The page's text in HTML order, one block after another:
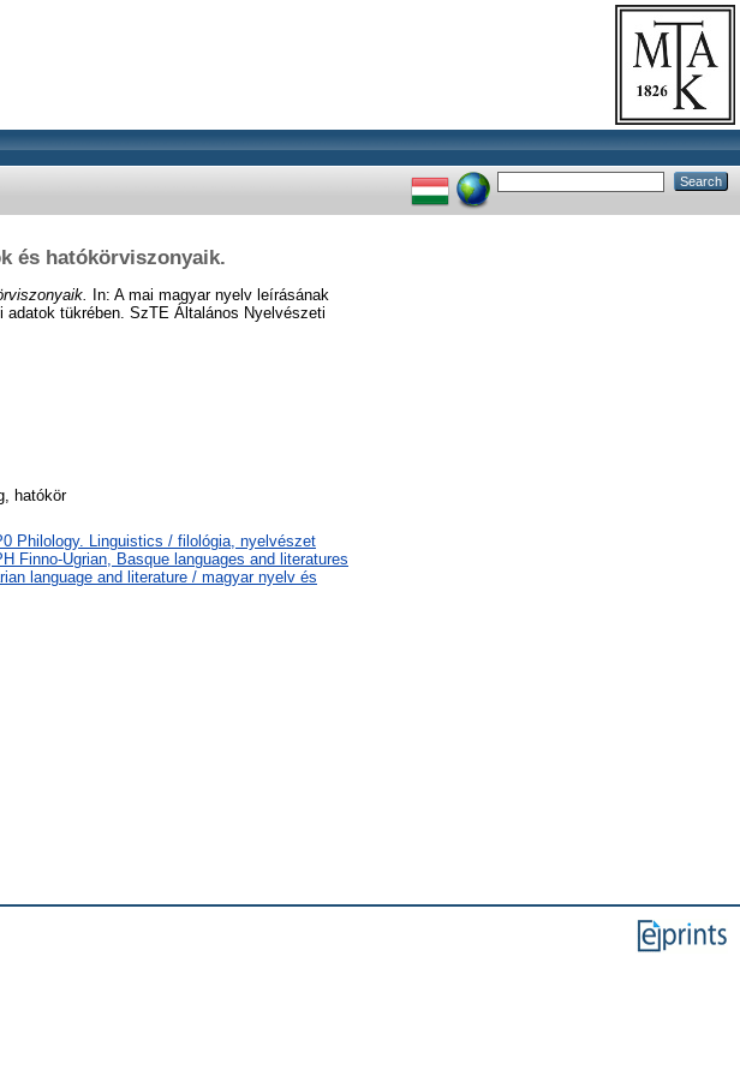
és hatókörviszonyaik.
In: A mai magyar nyelv leírásának
tükrében. SzTE Általános Nyelvészeti
hatókör
Philology. Linguistics / filológia, nyelvészet
Finno-Ugrian, Basque languages and literatures
language and literature / magyar nyelv és